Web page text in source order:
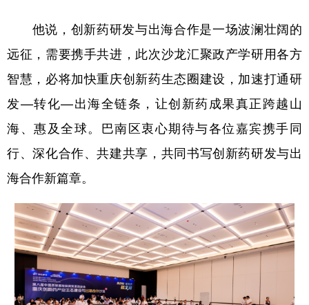
他说，创新药研发与出海合作是一场波澜壮阔的
远征，需要携手共进，此次沙龙汇聚政产学研用各方
智慧，必将加快重庆创新药生态圈建设，加速打通研
发—转化—出海全链条，让创新药成果真正跨越山
海、惠及全球。巴南区衷心期待与各位嘉宾携手同
行、深化合作、共建共享，共同书写创新药研发与出
海合作新篇章。